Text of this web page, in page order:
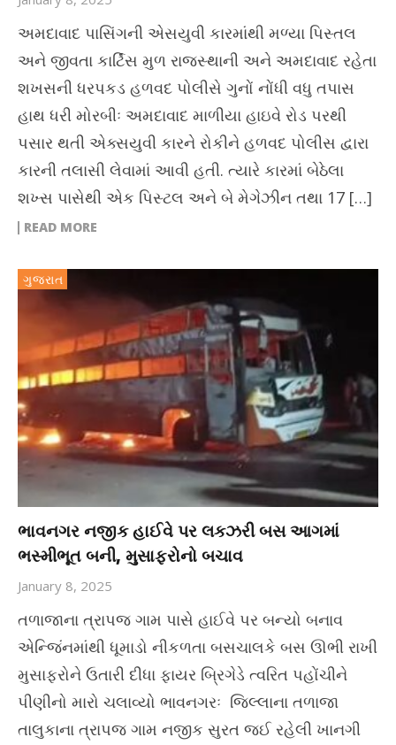
અમદાવાદ પાસિંગની એસયુવી કારમાંથી મળ્યા પિસ્તલ
અને જીવતા કાર્ટિંસ મુળ રાજસ્થાની અને અમદાવાદ રહેતા
શખસની ધરપકડ હળવદ પોલીસે ગુનોં નોંધી વધુ તપાસ
હાથ ધરી મોરબીઃ અમદાવાદ માળીયા હાઇવે રોડ પરથી
પસાર થતી એક્સયુવી કારને રોકીને હળવદ પોલીસ દ્વારા
કારની તલાસી લેવામાં આવી હતી. ત્યારે કારમાં બેઠેલા
શખ્સ પાસેથી એક પિસ્ટલ અને બે મેગેઝીન તથા 17 […]
READ MORE
ગુજરાત
ભાવનગર નજીક હાઈવે પર લકઝરી બસ આગમાં
ભસ્મીભૂત બની, મુસાફરોનો બચાવ
January 8, 2025
તળાજાના ત્રાપજ ગામ પાસે હાઈવે પર બન્યો બનાવ
એન્જિંનમાંથી ધૂમાડો નીકળતા બસચાલકે બસ ઊભી રાખી
મુસાફરોને ઉતારી દીધા ફાયર બ્રિગેડે ત્વરિત પહોંચીને
પીણીનો મારો ચલાવ્યો ભાવનગરઃ જિલ્લાના તળાજા
તાલુકાના ત્રાપજ ગામ નજીક સુરત જઈ રહેલી ખાનગી